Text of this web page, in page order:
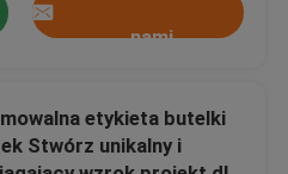
nami
etykieta butelki
Stwórz unikalny i